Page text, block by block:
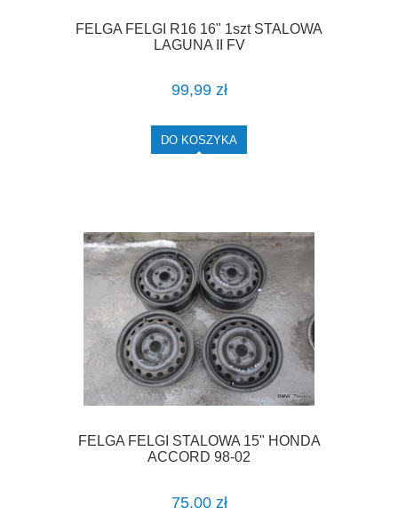
FELGA FELGI R16 16" 1szt STALOWA
LAGUNA II FV
99,99 zł
DO KOSZYKA
FELGA FELGI STALOWA 15" HONDA
ACCORD 98-02
75,00 zł